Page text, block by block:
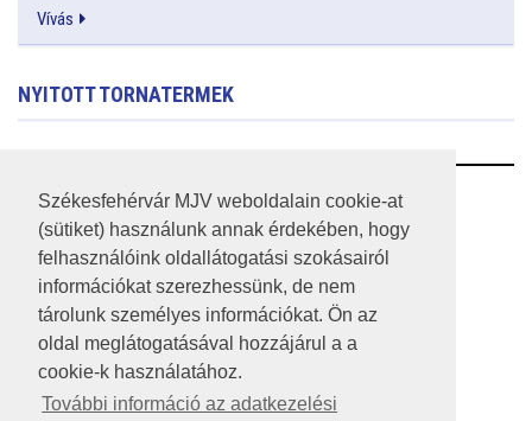
Székesfehérvár MJV weboldalain cookie-at
(sütiket) használunk annak érdekében, hogy
felhasználóink oldallátogatási szokásairól
információkat szerezhessünk, de nem
tárolunk személyes információkat. Ön az
oldal meglátogatásával hozzájárul a a
cookie-k használatához.
További információ az adatkezelési
Vívás
NYITOTT TORNATERMEK
RSS
A HONLAP 2017.03.31-I ÁLLAPOTA
JOGI NYILATKOZAT
IMPRESSZUM